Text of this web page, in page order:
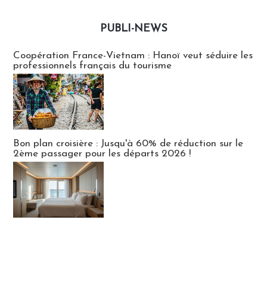
PUBLI-NEWS
Coopération France-Vietnam : Hanoï veut séduire les
professionnels français du tourisme
Bon plan croisière : Jusqu'à 60% de réduction sur le
2ème passager pour les départs 2026 !